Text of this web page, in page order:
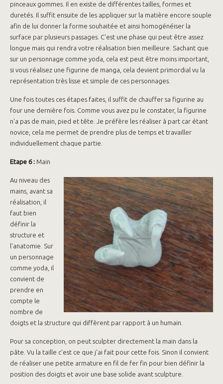
pinceaux gommes. Il en existe de différentes tailles, formes et
duretés. Il suffit ensuite de les appliquer sur la matière encore souple
afin de lui donner la forme souhaitée et ainsi homogénéiser la
surface par plusieurs passages. C'est une phase qui peut être assez
longue mais qui rendra votre réalisation bien meilleure. Sachant que
sur un personnage comme yoda, cela est peut être moins important,
si vous réalisez une figurine de manga, cela devient primordial vu la
représentation très lisse et simple de ces personnages.
Une fois toutes ces étapes faites, il suffit de chauffer sa figurine au
four une dernière fois. Comme vous avez pu le constater, la figurine
n'a pas de main, pied et tête. Je préfère les réaliser à part car étant
novice, cela me permet de prendre plus de temps et travailler
individuellement chaque partie.
Etape 6 : Main
Au niveau des
mains, avant sa
réalisation, il
faut bien
définir la
structure et
l'anatomie. Sur
un personnage
comme yoda, il
convient de
prendre en
compte le
nombre de
doigts et la structure qui diffèrent par rapport à un humain.
Pour sa conception, on peut sculpter directement la main dans la
pâte. Vu la taille c'est ce que j'ai fait pour cette fois. Sinon il convient
de réaliser une petite armature en fil de fer fin pour bien définir la
position des doigts et avoir une base solide avant sculpture.